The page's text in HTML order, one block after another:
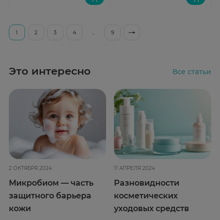
1 2 3 4 ... 9
Это интересно Все статьи
2 ОКТЯБРЯ 2024
Микробиом — часть
защитного барьера
кожи
11 АПРЕЛЯ 2024
Разновидности
косметических
уходовых средств